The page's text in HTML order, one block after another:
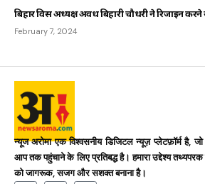
बिहार विस अध्यक्ष अवध बिहारी चौधरी ने रिजाइन
February 7, 2024
न्यूज अरोमा एक विश्वसनीय डिजिटल न्यूज़ प्लेटफ़ॉर्म है,
आप तक पहुंचाने के लिए प्रतिबद्ध है। हमारा उद्देश्य
को जागरूक, सजग और सशक्त बनाना है।